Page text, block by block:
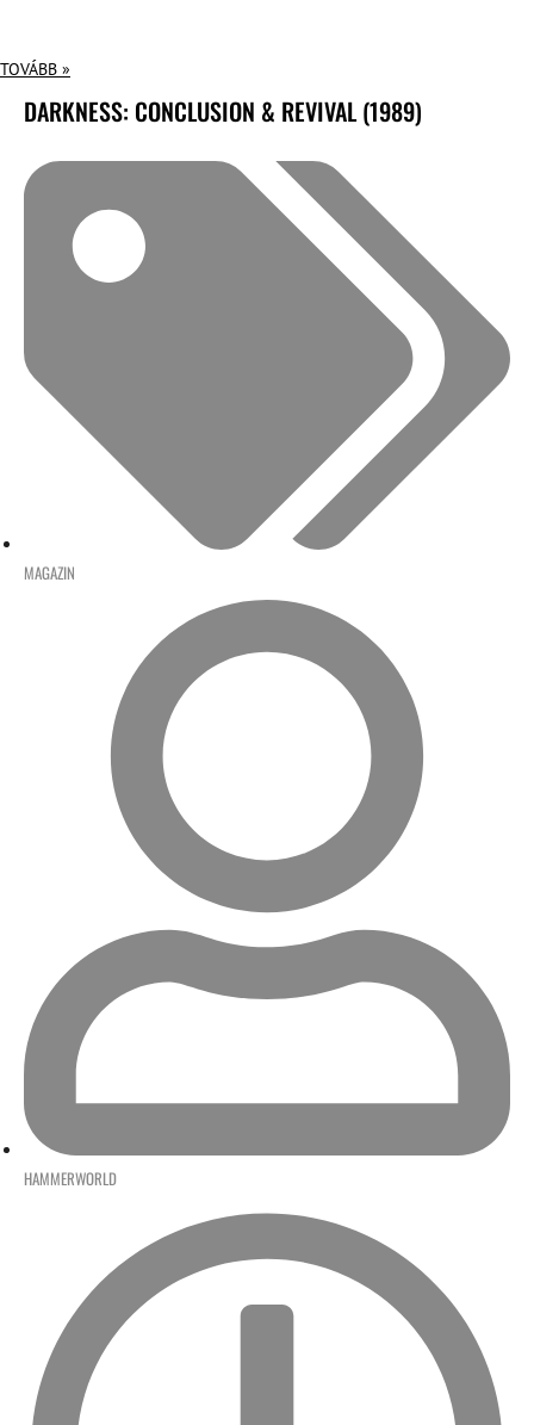
TOVÁBB »
DARKNESS: CONCLUSION & REVIVAL (1989)
MAGAZIN
HAMMERWORLD